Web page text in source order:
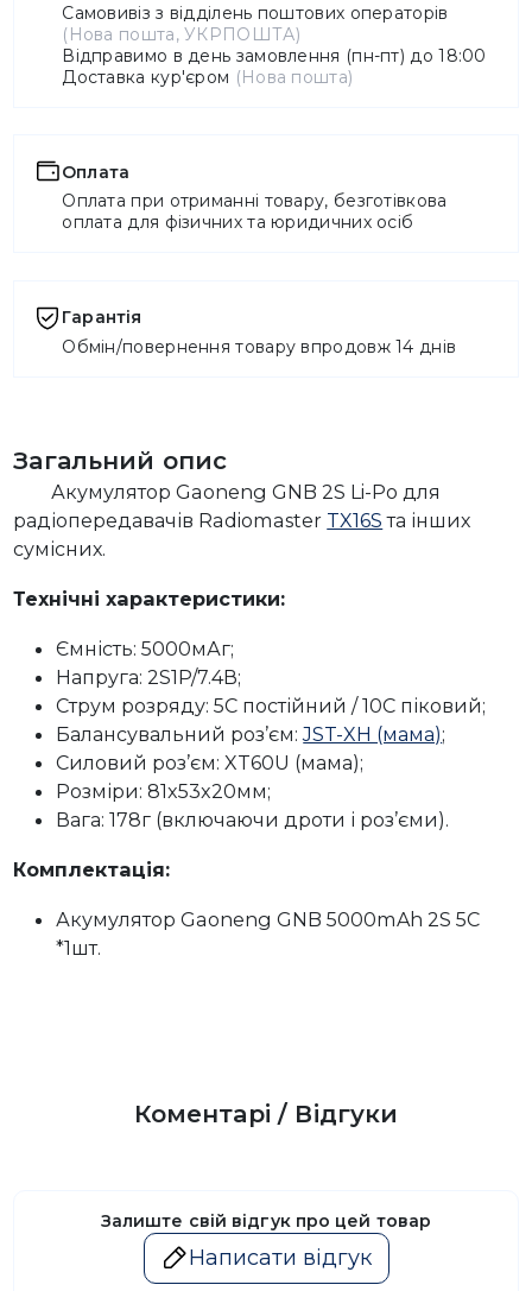
Самовивіз з відділень поштових операторів
(Нова пошта, УКРПОШТА)
Відправимо в день замовлення (пн-пт) до 18:00
Доставка кур'єром (Нова пошта)
Оплата
Оплата при отриманні товару, безготівкова
оплата для фізичних та юридичних осіб
Гарантія
Обмін/повернення товару впродовж 14 днів
Загальний опис
Акумулятор Gaoneng GNB 2S Li-Po для
радіопередавачів Radiomaster TX16S та інших
сумісних.
Технічні характеристики:
Ємність: 5000мАг;
Напруга: 2S1P/7.4В;
Струм розряду: 5C постійний / 10C піковий;
Балансувальний роз’єм:JST-XH (мама);
Силовий роз’єм: XT60U (мама);
Розміри: 81x53x20мм;
Вага: 178г (включаючи дроти і роз’єми).
Комплектація:
Акумулятор Gaoneng GNB 5000mAh 2S 5C
*1шт.
Коментарі / Відгуки
Залиште свій відгук про цей товар
Написати відгук